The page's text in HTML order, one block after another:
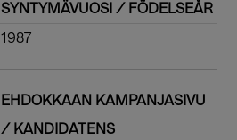
SYNTYMÄVUOSI / FÖDELSEÅR
1987
EHDOKKAAN KAMPANJASIVU
/ KANDIDATENS